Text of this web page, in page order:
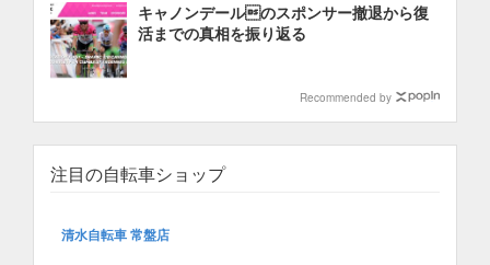
キャノンデールのスポンサー撤退から復
活までの真相を振り返る
Recommended by
注目の自転車ショップ
清水自転車 常盤店